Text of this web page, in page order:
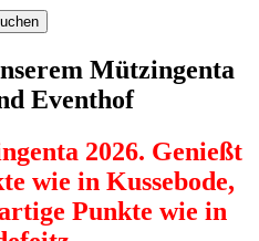
Mützingenta
Eventhof
2026. Genießt
wie in Kussebode,
Punkte wie in